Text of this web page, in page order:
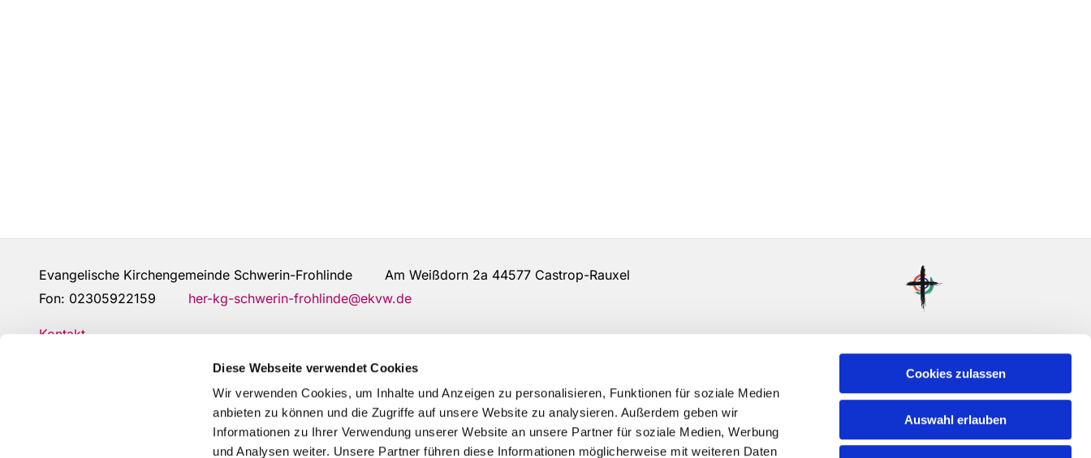
Diese Webseite verwendet Cookies
Wir verwenden Cookies, um Inhalte und Anzeigen zu personalisieren, Funktionen für soziale Medien
anbieten zu können und die Zugriffe auf unsere Website zu analysieren. Außerdem geben wir
Informationen zu Ihrer Verwendung unserer Website an unsere Partner für soziale Medien, Werbung
und Analysen weiter. Unsere Partner führen diese Informationen möglicherweise mit weiteren Daten
Cookies zulassen
Auswahl erlauben
Evangelische Kirchengemeinde Schwerin-Frohlinde Am Weißdorn 2a 44577 Castrop-Rauxel
Fon: 02305922159 her-kg-schwerin-frohlinde@ekvw.de
Kontakt